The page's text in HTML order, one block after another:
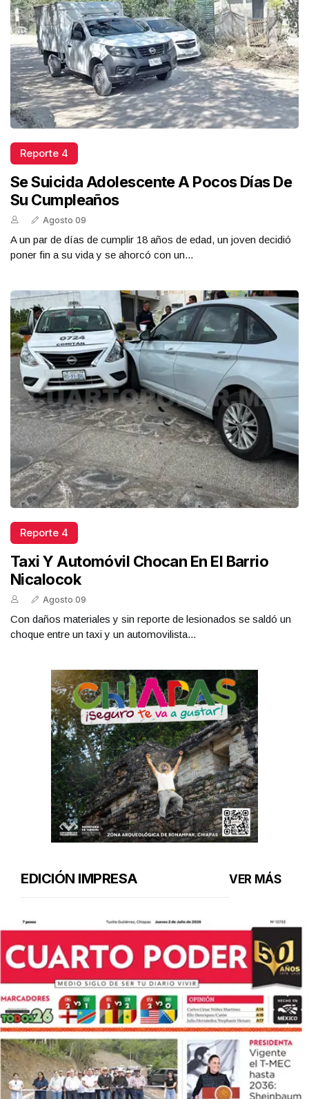
Reporte 4
Se Suicida Adolescente A Pocos Días De
Su Cumpleaños
Agosto 09
A un par de días de cumplir 18 años de edad, un joven decidió
poner fin a su vida y se ahorcó con un...
Reporte 4
Taxi Y Automóvil Chocan En El Barrio
Nicalocok
Agosto 09
Con daños materiales y sin reporte de lesionados se saldó un
choque entre un taxi y un automovilista...
EDICIÓN IMPRESA VER MÁS